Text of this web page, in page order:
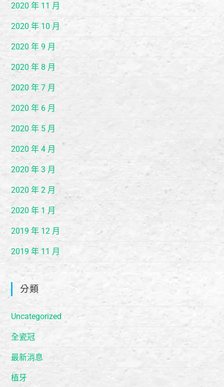
2020 年 11 月
2020 年 10 月
2020 年 9 月
2020 年 8 月
2020 年 7 月
2020 年 6 月
2020 年 5 月
2020 年 4 月
2020 年 3 月
2020 年 2 月
2020 年 1 月
2019 年 12 月
2019 年 11 月
分類
Uncategorized
全瓷冠
最新消息
植牙